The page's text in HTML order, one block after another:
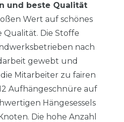
und beste Qualität
Wert auf schönes
Qualität. Die Stoffe
nach
gewebt und
Mitarbeiter zu fairen
Aufhängeschnüre auf
Hängesessels
Die hohe Anzahl